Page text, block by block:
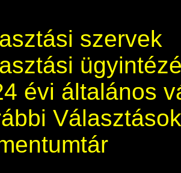
szervek
évi általános
Választások